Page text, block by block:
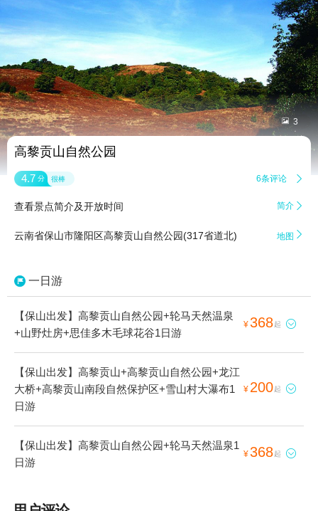
 3
高黎贡山自然公园
4.7 分 很棒 6条评论 
查看景点简介及开放时间 简介 
云南省保山市隆阳区高黎贡山自然公园(317省道北) 地图 
一日游
【保山出发】高黎贡山自然公园+轮马天然温泉
+山野灶房+思佳多木毛球花谷1日游
¥368起 
【保山出发】高黎贡山+高黎贡山自然公园+龙江
大桥+高黎贡山南段自然保护区+雪山村大瀑布1
日游
¥ 200起 
【保山出发】高黎贡山自然公园+轮马天然温泉1
日游
¥368起 
